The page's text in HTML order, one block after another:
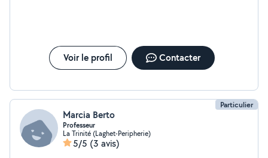
Voir le profil Contacter
Particulier
Marcia Berto
Professeur
La Trinité (Laghet-Peripherie)
5/5 (3 avis)